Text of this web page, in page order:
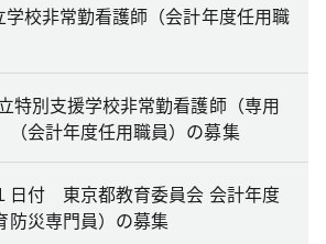
校非常勤看護師（会計年度任用職
特別支援学校非常勤看護師（専用
（会計年度任用職員）の募集
日付 東京都教育委員会 会計年度
防災専門員）の募集